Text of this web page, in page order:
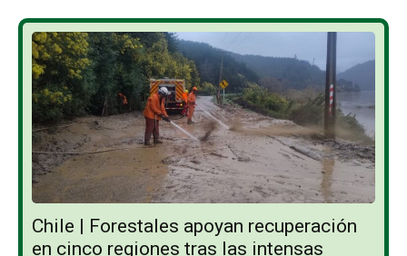
Chile | Forestales apoyan recuperación
en cinco regiones tras las intensas